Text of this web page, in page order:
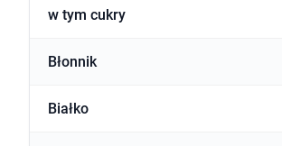
w tym cukry
Błonnik
Białko